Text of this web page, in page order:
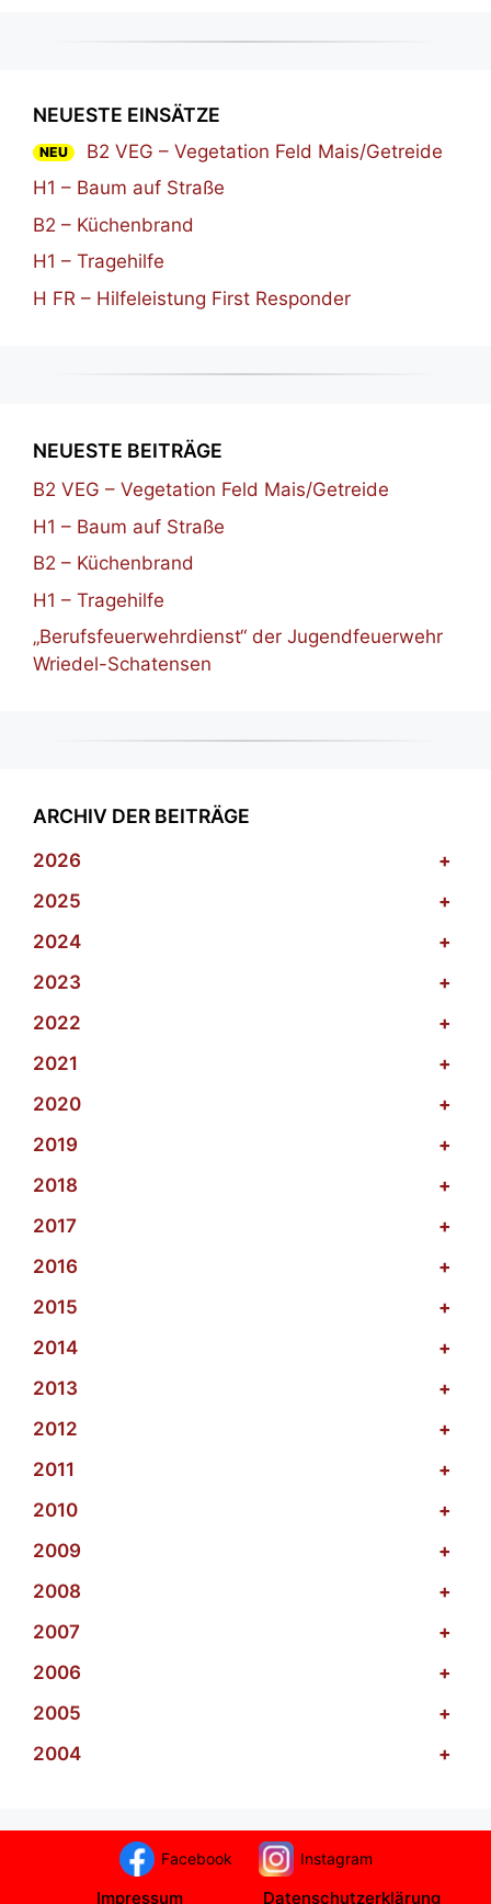
NEUESTE EINSÄTZE
NEU
B2 VEG – Vegetation Feld Mais/Getreide
H1 – Baum auf Straße
B2 – Küchenbrand
H1 – Tragehilfe
H FR – Hilfeleistung First Responder
NEUESTE BEITRÄGE
B2 VEG – Vegetation Feld Mais/Getreide
H1 – Baum auf Straße
B2 – Küchenbrand
H1 – Tragehilfe
„Berufsfeuerwehrdienst“ der Jugendfeuerwehr
Wriedel-Schatensen
ARCHIV DER BEITRÄGE
2026
+
2025
+
2024
+
2023
+
2022
+
2021
+
2020
+
2019
+
2018
+
2017
+
2016
+
2015
+
2014
+
2013
+
2012
+
2011
+
2010
+
2009
+
2008
+
2007
+
2006
+
2005
+
2004
+
Facebook Instagram
Impressum Datenschutzerklärung